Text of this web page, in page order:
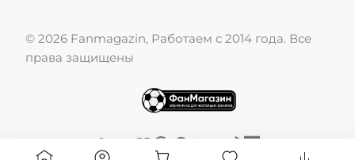
Публичная оферта
© 2026 Fanmagazin, Работаем с 2014 года. Все
права защищены